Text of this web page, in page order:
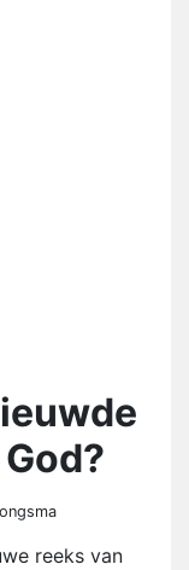
reeks van